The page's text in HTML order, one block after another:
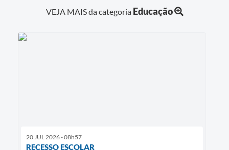
VEJA MAIS da categoria Educação
20 JUL 2026 - 08h57
RECESSO ESCOLAR